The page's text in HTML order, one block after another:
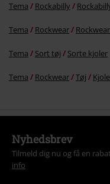
Tema Rockabilly
Tema Rockwear
Tema Sort tøj Sorte kjoler
Tema Rockwear Tøj
Nyhedsbrev
Tilmeld dig nu og få en
info